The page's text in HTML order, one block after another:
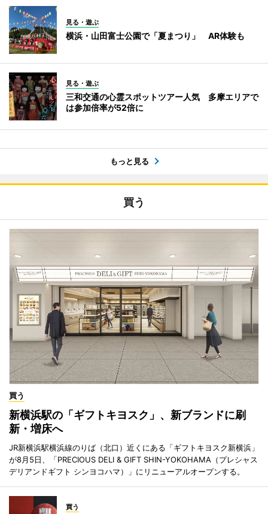
見る・遊ぶ
横浜・山田富士公園で「夏まつり」 AR体験も
見る・遊ぶ
三和交通の心霊スポットツアー人気 多摩エリアで
は参加倍率が52倍に
もっと見る
買う
買う
新横浜駅の「ギフトキヨスク」、新ブランドに刷
新・増床へ
JR新横浜駅横浜線のりば（北口）近くにある「ギフトキヨスク新横浜」
が8月5日、「PRECIOUS DELI & GIFT SHIN-YOKOHAMA（プレシャス
デリアンドギフト シンヨコハマ）」にリニューアルオープンする。
買う